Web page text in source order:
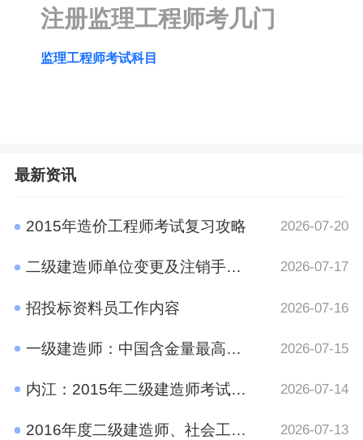
注册监理工程师考几门
监理工程师考试科目
最新资讯
2015年造价工程师考试复习攻略 2026-07-20
二级建造师单位变更及注销手续规定 2026-07-17
招投标资料员工作内容 2026-07-16
一级建造师：中国含金量最高的十大证书之一 2026-07-15
内江：2015年二级建造师考试报名时间通知 2026-07-14
2016年度二级建造师、社会工作者、二级注册计量师、管理咨询师资格考试考后资格审查的公告 2026-07-13